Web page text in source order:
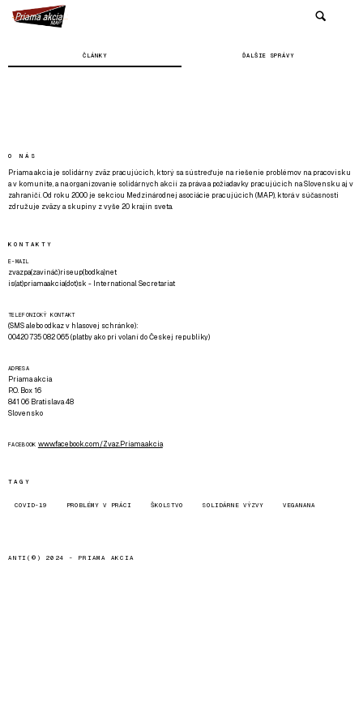
ČLÁNKY ĎALŠIE SPRÁVY
O NÁS
Priama akcia je solidárny zväz pracujúcich, ktorý sa sústreďuje na riešenie problémov na pracovisku
a v komunite, a na organizovanie solidárnych akcií za práva a požiadavky pracujúcich na Slovensku aj v
zahraničí. Od roku 2000 je sekciou Medzinárodnej asociácie pracujúcich (MAP), ktorá v súčasnosti
združuje zväzy a skupiny z vyše 20 krajín sveta.
KONTAKTY
E-MAIL
zvazpa(zavináč)riseup(bodka)net
is(at)priamaakcia(dot)sk - International Secretariat
TELEFONICKÝ KONTAKT
(SMS alebo odkaz v hlasovej schránke):
00420 735 082 065 (platby ako pri volaní do Českej republiky)
ADRESA
Priama akcia
P.O. Box 16
841 06 Bratislava 48
Slovensko
FACEBOOK www.facebook.com/Zvaz.Priama.akcia
TAGY
COVID-19 PROBLÉMY V PRÁCI ŠKOLSTVO SOLIDÁRNE VÝZVY VEGANANA
ANTI(©) 2024 - PRIAMA AKCIA